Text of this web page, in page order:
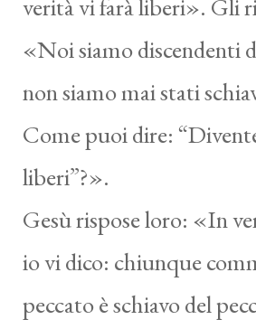
verità vi farà liberi». Gli
«Noi siamo discendenti
non siamo mai stati
Come puoi dire:
liberi”?».
Gesù rispose loro: «In
io vi dico: chiunque
peccato è schiavo del